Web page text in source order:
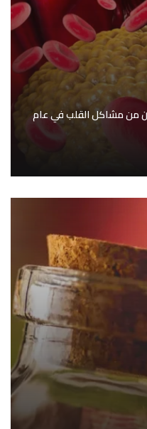
من مشاكل القلب في عام